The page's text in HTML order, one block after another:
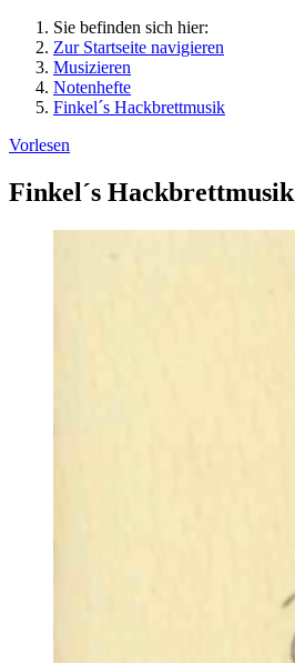
Sie befinden sich hier:
Zur Startseite navigieren
Musizieren
Notenhefte
Finkel´s Hackbrettmusik
Vorlesen
Finkel´s Hackbrettmusik